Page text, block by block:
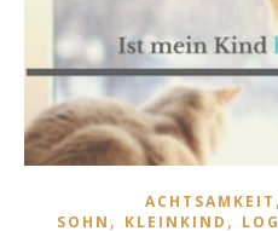
ACHTSAMKEIT ,
SOHN , KLEINKIND ,